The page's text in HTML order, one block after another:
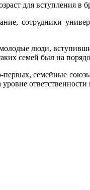
для вступления в
сотрудники
люди,
семей был на
семейные